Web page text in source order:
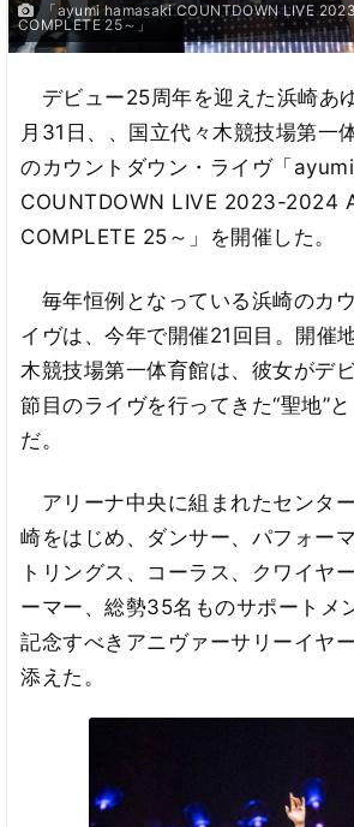
「ayumi hamasaki COUNTDOWN LIVE
COMPLETE 25～」
デビュー25周年を迎えた浜崎あ
月31日、、国立代々木競技場第一
のカウントダウン・ライヴ「
COUNTDOWN LIVE 2023-2024
COMPLETE 25～」を開催した。
毎年恒例となっている浜崎のカ
イヴは、今年で開催21回目。開催
木競技場第一体育館は、彼女がデ
節目のライヴを行ってきた“聖地”
だ。
アリーナ中央に組まれたセンタ
崎をはじめ、ダンサー、パフォー
トリングス、コーラス、クワイヤ
ーマー、総勢35名ものサポートメ
記念すべきアニヴァーサリーイヤ
添えた。